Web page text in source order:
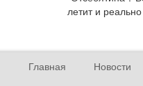
летит и
Главная
Новости